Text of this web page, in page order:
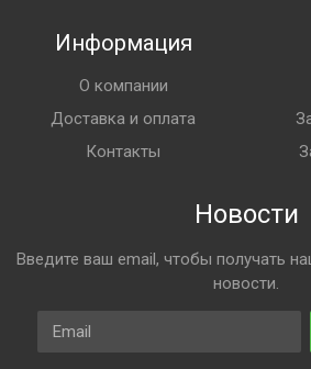
Информация
О компании
Доставка и оплата
Контакты
Новости
Введите ваш email, чтобы получать
новости.
Email